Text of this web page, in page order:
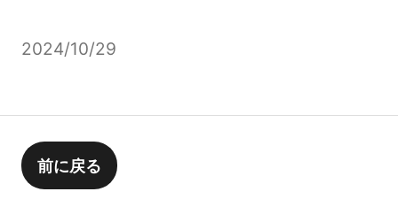
2024/10/29
前に戻る